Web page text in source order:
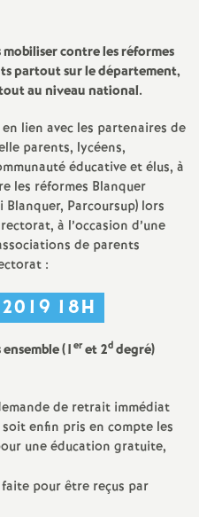
s
E
n
s
e
i
g
e
m
contre les réformes
partout sur le département,
au niveau national.
lien avec les partenaires de
parents, lycéens,
éducative et élus, à
les réformes Blanquer
Parcoursup) lors
à l’occasion d’une
de parents
:
2019 18H
(1eret 2ddegré)
de retrait immédiat
enfin pris en compte les
une éducation gratuite,
faite pour être reçus par